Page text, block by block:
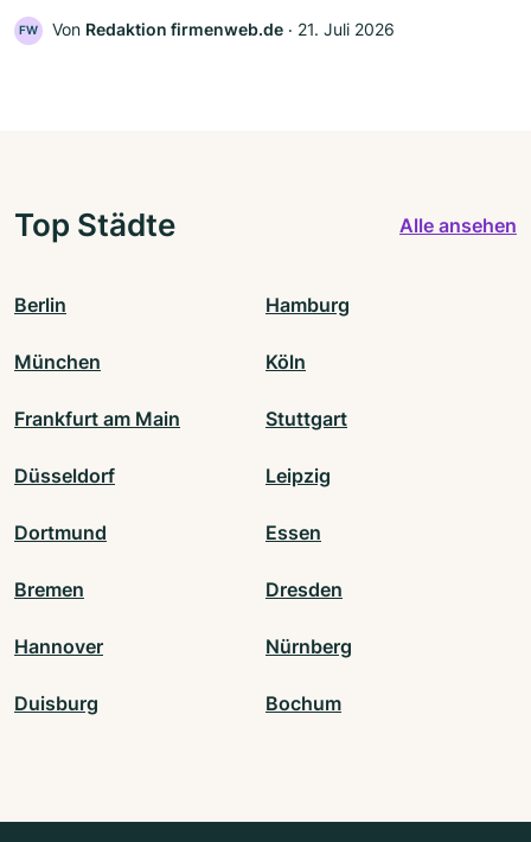
FW Von Redaktion firmenweb.de ‧ 21. Juli 2026
Top Städte Alle ansehen
Berlin Hamburg
München Köln
Frankfurt am Main Stuttgart
Düsseldorf Leipzig
Dortmund Essen
Bremen Dresden
Hannover Nürnberg
Duisburg Bochum